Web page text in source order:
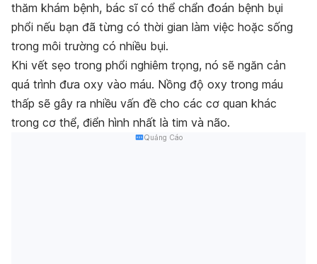
thăm khám bệnh, bác sĩ có thể chẩn đoán bệnh bụi
phổi nếu bạn đã từng có thời gian làm việc hoặc sống
trong môi trường có nhiều bụi.
Khi vết sẹo trong phổi nghiêm trọng, nó sẽ ngăn cản
quá trình đưa oxy vào máu. Nồng độ oxy trong máu
thấp sẽ gây ra nhiều vấn đề cho các cơ quan khác
trong cơ thể, điển hình nhất là tim và não.
Quảng Cáo